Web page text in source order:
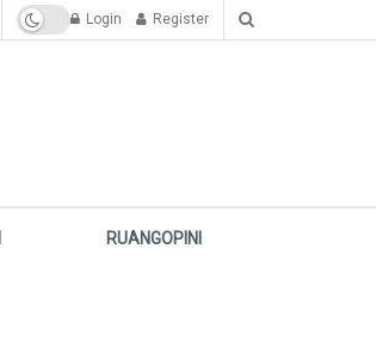
Login Register
RUANGOPINI